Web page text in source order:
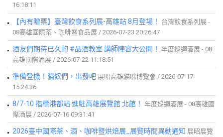
16:18:11
【內有贈票】臺灣飲食系列展-高雄站 8月登場！
台灣飲食系列展 -
08高雄國際茶、咖啡暨食品展 / 2026-07-23 20:26:47
酒友們期待已久的 #品酒教室 講師陣容大公開！ 年度巡迴酒展 - 08
高雄國際酒展 / 2026-07-22 11:18:51
準備登機！貓奴們，出發吧 展昭高雄貓咪博覽會 / 2026-07-17
15:24:36
8/7-10 指標港都站 進駐高雄展覽館 北館！ 年度巡迴酒展 - 08高雄國
際酒展 / 2026-07-16 09:31:41
2026臺中國際茶、酒、咖啡暨烘焙展_展覽時間異動通知 展昭展覽